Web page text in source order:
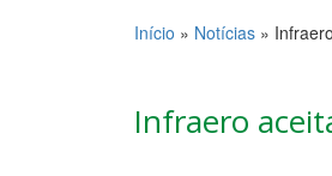
Início » Notícias »
Infraero